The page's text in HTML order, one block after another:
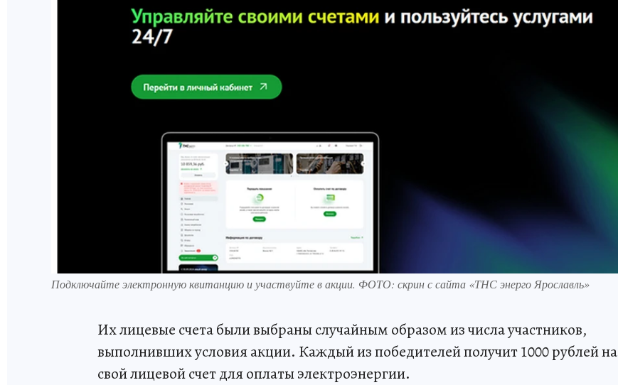
Подключайте электронную квитанцию и участвуйте в акции. ФОТО: скрин с сайта «ТНС энерго Ярославль»
Их лицевые счета были выбраны случайным образом из числа участников,
выполнивших условия акции. Каждый из победителей получит 1000 рублей на
свой лицевой счет для оплаты электроэнергии.